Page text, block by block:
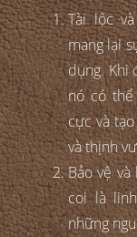
Tài lộc
mang lại
dụng. Khi
nó có
cực và
và thịnh
Bảo vệ
coi là
những